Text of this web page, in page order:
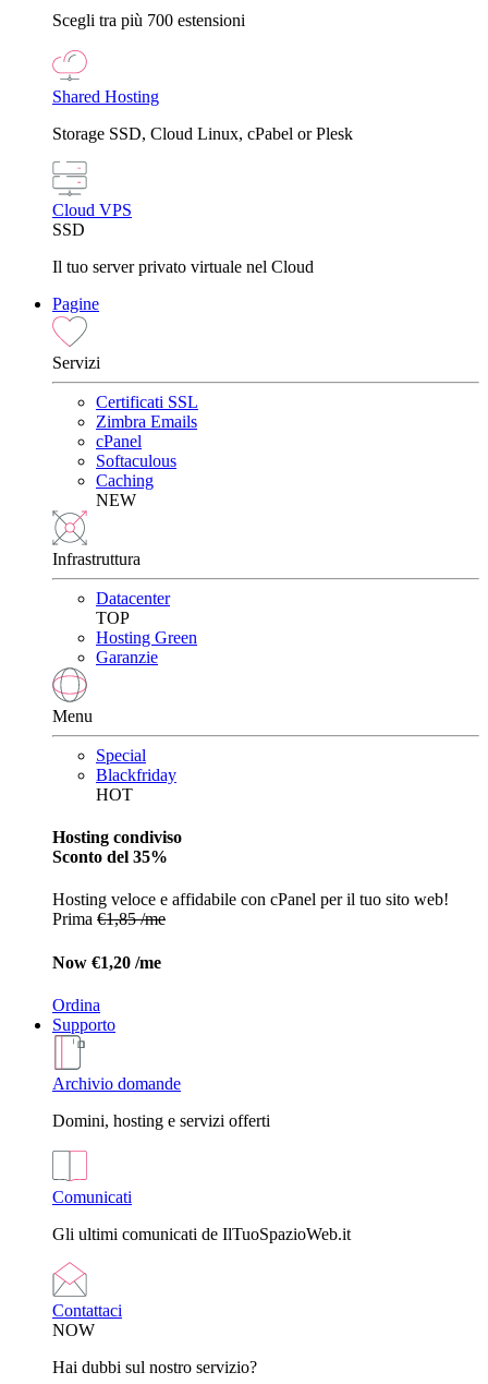
Scegli tra più 700 estensioni
Shared Hosting
Storage SSD, Cloud Linux, cPabel or Plesk
Cloud VPS
SSD
Il tuo server privato virtuale nel Cloud
Pagine
Servizi
Certificati SSL
Zimbra Emails
cPanel
Softaculous
Caching
NEW
Infrastruttura
Datacenter
TOP
Hosting Green
Garanzie
Menu
Special
Blackfriday
HOT
Hosting condiviso
Sconto del 35%
Hosting veloce e affidabile con cPanel per il tuo sito web!
Prima €1,85 /me
Now €1,20 /me
Ordina
Supporto
Archivio domande
Domini, hosting e servizi offerti
Comunicati
Gli ultimi comunicati de IlTuoSpazioWeb.it
Contattaci
NOW
Hai dubbi sul nostro servizio?